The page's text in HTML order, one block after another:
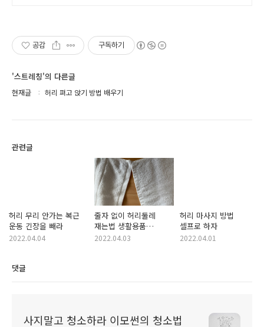
공감 구독하기
'스트레칭'의 다른글
현재글 허리 펴고 앉기 방법 배우기
관련글
허리 무리 안가는 복근
운동 긴장을 빼라
2022.04.04
줄자 없이 허리둘레
재는법 생활용품
활용하자
2022.04.03
허리 마사지 방법
셀프로 하자
2022.04.01
댓글
사지말고 청소하라 이모썬의 청소법